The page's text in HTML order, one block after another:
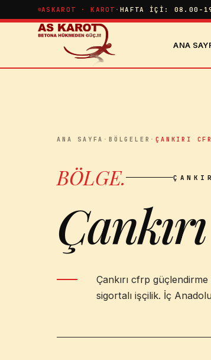
İçeriğe atlaASKAROT · KAROT ·HAFTA İÇI: 08.00-
ANA
ANA SAYFA ·BÖLGELER ·ÇANKIRI
BÖLGE.
Çankırı cfrp
sigortalı işçilik. İç